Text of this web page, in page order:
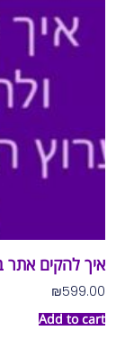
איך להקים אתר
₪599.00
Add to cart